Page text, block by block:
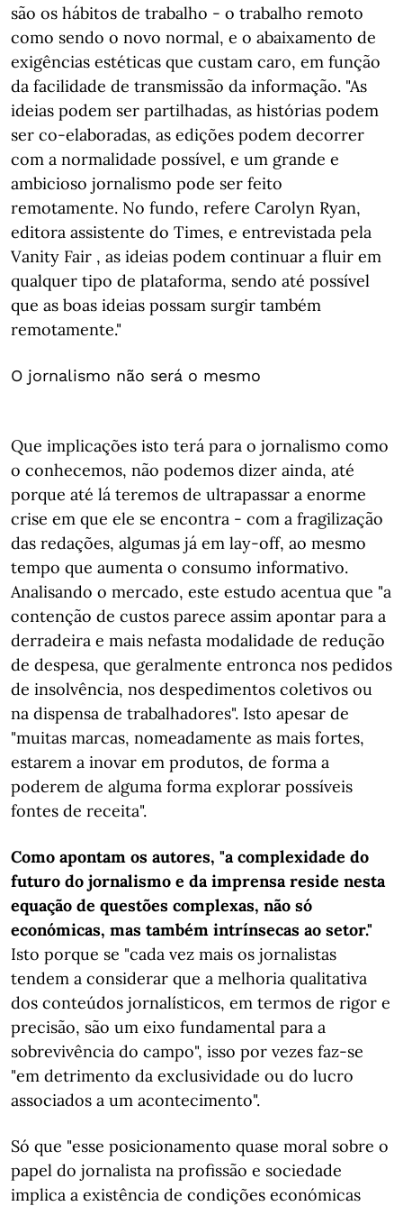
são os hábitos de trabalho - o trabalho remoto
como sendo o novo normal, e o abaixamento de
exigências estéticas que custam caro, em função
da facilidade de transmissão da informação. "As
ideias podem ser partilhadas, as histórias podem
ser co-elaboradas, as edições podem decorrer
com a normalidade possível, e um grande e
ambicioso jornalismo pode ser feito
remotamente. No fundo, refere Carolyn Ryan,
editora assistente do Times, e entrevistada pela
Vanity Fair , as ideias podem continuar a fluir em
qualquer tipo de plataforma, sendo até possível
que as boas ideias possam surgir também
remotamente."
O jornalismo não será o mesmo
Que implicações isto terá para o jornalismo como
o conhecemos, não podemos dizer ainda, até
porque até lá teremos de ultrapassar a enorme
crise em que ele se encontra - com a fragilização
das redações, algumas já em lay-off, ao mesmo
tempo que aumenta o consumo informativo.
Analisando o mercado, este estudo acentua que "a
contenção de custos parece assim apontar para a
derradeira e mais nefasta modalidade de redução
de despesa, que geralmente entronca nos pedidos
de insolvência, nos despedimentos coletivos ou
na dispensa de trabalhadores". Isto apesar de
"muitas marcas, nomeadamente as mais fortes,
estarem a inovar em produtos, de forma a
poderem de alguma forma explorar possíveis
fontes de receita".
Como apontam os autores, "a complexidade do
futuro do jornalismo e da imprensa reside nesta
equação de questões complexas, não só
económicas, mas também intrínsecas ao setor."
Isto porque se "cada vez mais os jornalistas
tendem a considerar que a melhoria qualitativa
dos conteúdos jornalísticos, em termos de rigor e
precisão, são um eixo fundamental para a
sobrevivência do campo", isso por vezes faz-se
"em detrimento da exclusividade ou do lucro
associados a um acontecimento".
Só que "esse posicionamento quase moral sobre o
papel do jornalista na profissão e sociedade
implica a existência de condições económicas